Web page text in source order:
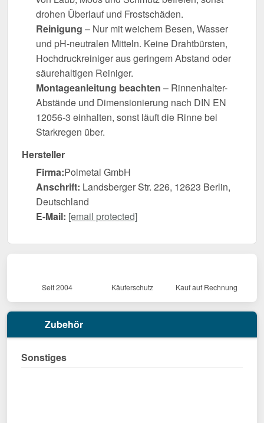
drohen Überlauf und Frostschäden.
Reinigung – Nur mit weichem Besen, Wasser
und pH-neutralen Mitteln. Keine Drahtbürsten,
Hochdruckreiniger aus geringem Abstand oder
säurehaltigen Reiniger.
Montageanleitung beachten – Rinnenhalter-
Abstände und Dimensionierung nach DIN EN
12056-3 einhalten, sonst läuft die Rinne bei
Starkregen über.
Hersteller
Firma:Polmetal GmbH
Anschrift: Landsberger Str. 226, 12623 Berlin,
Deutschland
E-Mail: [email protected]
Seit 2004 Käuferschutz Kauf auf Rechnung
Zubehör
Sonstiges